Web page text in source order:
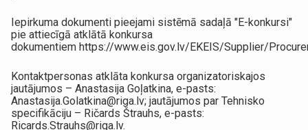
Iepirkuma dokumenti pieejami sistēmā sadaļā "E-konkursi"
pie attiecīgā atklātā konkursa
dokumentiem https://www.eis.gov.lv/EKEIS/Supplier/
Kontaktpersonas atklāta konkursa organizatoriskajos
jautājumos – Anastasija Goļatkina, e-pasts:
Anastasija.Golatkina@riga.lv; jautājumos par Tehnisko
specifikāciju – Ričards Štrauhs, e-pasts:
Ricards.Strauhs@riga.lv.